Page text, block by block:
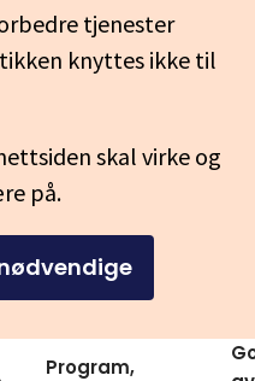
tjenester
knyttes ikke til
skal virke og
på.
Program,